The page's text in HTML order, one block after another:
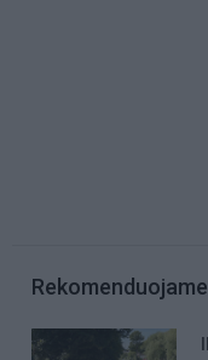
Rekomenduojame